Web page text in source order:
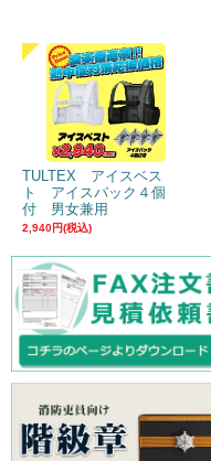
TULTEX アイスベス
ト アイスパック４個
付 男女兼用
2,940円(税込)